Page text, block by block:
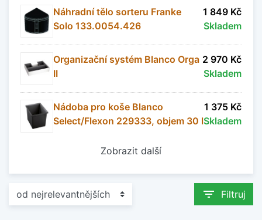
Náhradní tělo sorteru Franke
Solo 133.0054.426
1 849 Kč
Skladem
Organizační systém Blanco Orga
II
2 970 Kč
Skladem
Nádoba pro koše Blanco
Select/Flexon 229333, objem 30 l
1 375 Kč
Skladem
Zobrazit další
filter_list Filtruj